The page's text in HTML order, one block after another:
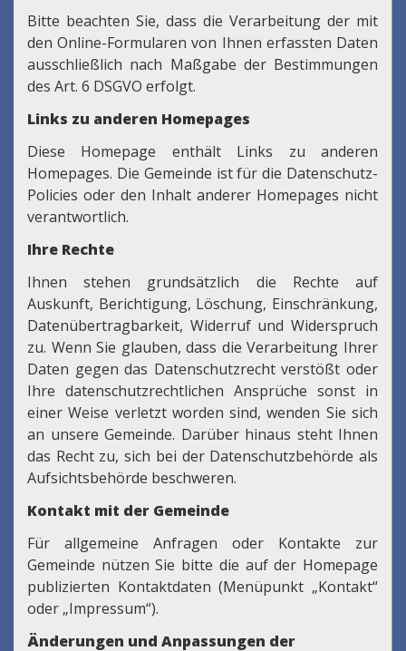
Bitte beachten Sie, dass die Verarbeitung der mit
den Online-Formularen von Ihnen erfassten Daten
ausschließlich nach Maßgabe der Bestimmungen
des Art. 6 DSGVO erfolgt.
Links zu anderen Homepages
Diese Homepage enthält Links zu anderen
Homepages. Die Gemeinde ist für die Datenschutz-
Policies oder den Inhalt anderer Homepages nicht
verantwortlich.
Ihre Rechte
Ihnen stehen grundsätzlich die Rechte auf
Auskunft, Berichtigung, Löschung, Einschränkung,
Datenübertragbarkeit, Widerruf und Widerspruch
zu. Wenn Sie glauben, dass die Verarbeitung Ihrer
Daten gegen das Datenschutzrecht verstößt oder
Ihre datenschutzrechtlichen Ansprüche sonst in
einer Weise verletzt worden sind, wenden Sie sich
an unsere Gemeinde. Darüber hinaus steht Ihnen
das Recht zu, sich bei der Datenschutzbehörde als
Aufsichtsbehörde beschweren.
Kontakt mit der Gemeinde
Für allgemeine Anfragen oder Kontakte zur
Gemeinde nützen Sie bitte die auf der Homepage
publizierten Kontaktdaten (Menüpunkt „Kontakt“
oder „Impressum“).
Änderungen und Anpassungen der